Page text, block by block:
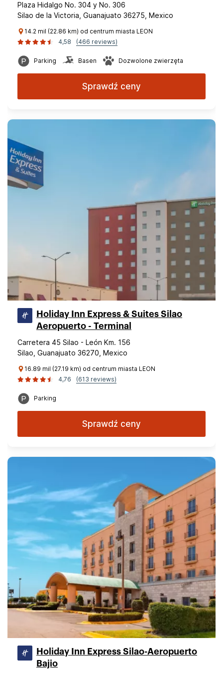
Plaza Hidalgo No. 304 y No. 306
Silao de la Victoria, Guanajuato 36275, Mexico
14.2 mil (22.86 km) od centrum miasta LEON
4,58
(466 reviews)
Parking Basen Dozwolone zwierzęta
Sprawdź ceny
Holiday Inn Express & Suites Silao
Aeropuerto - Terminal
Carretera 45 Silao - León Km. 156
Silao, Guanajuato 36270, Mexico
16.89 mil (27.19 km) od centrum miasta LEON
4,76
(613 reviews)
Parking
Sprawdź ceny
Holiday Inn Express Silao-Aeropuerto
Bajio